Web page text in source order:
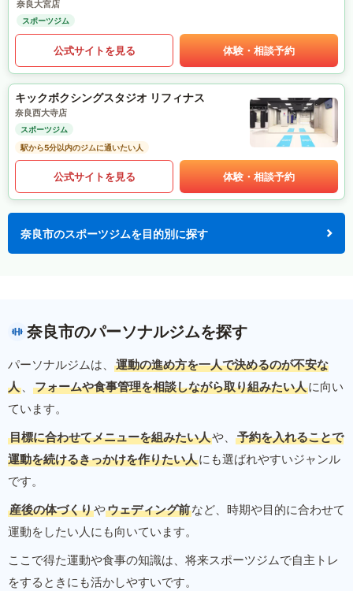
奈良大宮店
スポーツジム
公式サイトを見る 体験・相談予約
キックボクシングスタジオ リフィナス
奈良西大寺店
スポーツジム
駅から5分以内のジムに通いたい人
公式サイトを見る 体験・相談予約
奈良市のスポーツジムを目的別に探す
奈良市のパーソナルジムを探す
パーソナルジムは、
運動の進め方を一人で決めるのが不安な
人 、 フォームや食事管理を相談しながら取り組みたい人に向い
ています。
目標に合わせてメニューを組みたい人や、
予約を入れることで
運動を続けるきっかけを作りたい人にも選ばれやすいジャンル
です。
産後の体づくりやウェディング前など、時期や目的に合わせて
運動をしたい人にも向いています。
ここで得た運動や食事の知識は、将来スポーツジムで自主トレ
をするときにも活かしやすいです。